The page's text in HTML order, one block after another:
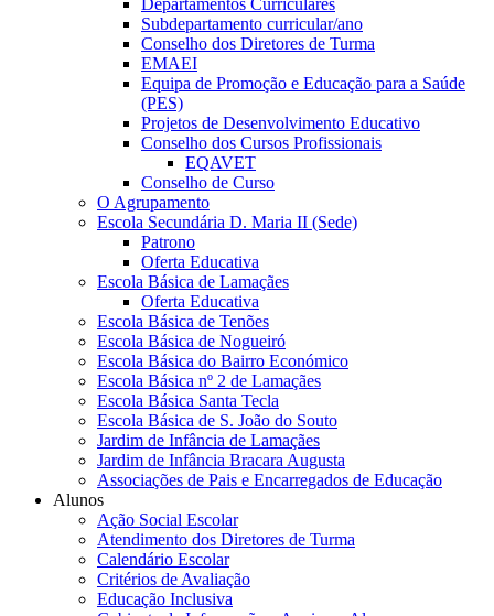
Departamentos Curriculares
Subdepartamento curricular/ano
Conselho dos Diretores de Turma
EMAEI
Equipa de Promoção e Educação para a Saúde
(PES)
Projetos de Desenvolvimento Educativo
Conselho dos Cursos Profissionais
EQAVET
Conselho de Curso
O Agrupamento
Escola Secundária D. Maria II (Sede)
Patrono
Oferta Educativa
Escola Básica de Lamaçães
Oferta Educativa
Escola Básica de Tenões
Escola Básica de Nogueiró
Escola Básica do Bairro Económico
Escola Básica nº 2 de Lamaçães
Escola Básica Santa Tecla
Escola Básica de S. João do Souto
Jardim de Infância de Lamaçães
Jardim de Infância Bracara Augusta
Associações de Pais e Encarregados de Educação
Alunos
Ação Social Escolar
Atendimento dos Diretores de Turma
Calendário Escolar
Critérios de Avaliação
Educação Inclusiva